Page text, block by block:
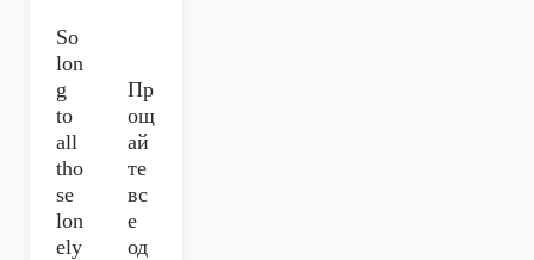
So
lon
g
to
all
tho
se
lon
ely
Пр
ощ
ай
те
вс
е
од